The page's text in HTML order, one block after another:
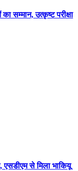
सम्मान, उत्कृष्ट परीक्षा
एसडीएम से मिला भाकियू